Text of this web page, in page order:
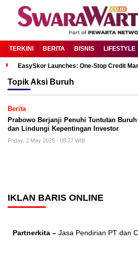
TERKINI BERITA BISNIS LIFESTYLE
EasySkor Launches: One-Stop Credit
TopikAksi Buruh
Berita
Prabowo Berjanji Penuhi Tuntutan Buruh
dan Lindungi Kepentingan Investor
Friday, 2 May 2025 - 08:27 WIB
IKLAN BARIS ONLINE
Partnerkita – Jasa Pendirian PT dan